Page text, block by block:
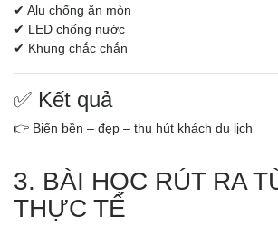
✔ Alu chống ăn mòn
✔ LED chống nước
✔ Khung chắc chắn
✅ Kết quả
👉 Biển bền – đẹp – thu hút khách du lịch
3. BÀI HỌC RÚT RA
THỰC TẾ